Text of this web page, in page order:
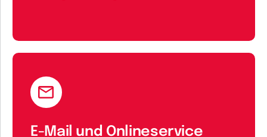
E-Mail und Onlineservice